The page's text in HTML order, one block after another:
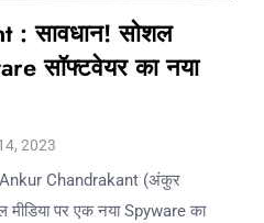
: सावधान! सोशल
सॉफ्टवेयर का नया
2023
Ankur Chandrakant (अंकुर
मीडिया पर एक नया Spyware का